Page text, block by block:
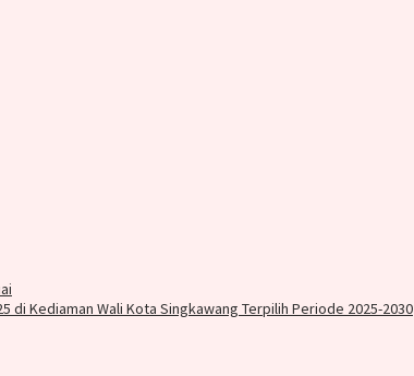
di Kediaman Wali Kota Singkawang Terpilih Periode 2025-2030